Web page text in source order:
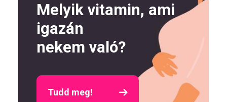
Melyik vitamin, ami
igazán
nekem való?
Tudd meg!